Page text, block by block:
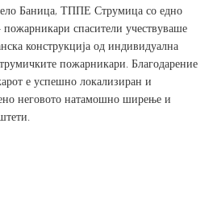
Баница, ТППЕ Струмица со едно
спасители учествуваше
конструкција од индивидуална
пожарникари. Благодарение
е успешно локализиран и
неговото натамошно ширење и